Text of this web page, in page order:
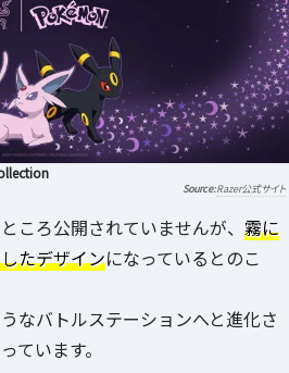
Razer公式サイト
ころ公開されていませんが、 霧に
たデザインになっているとのこ
なバトルステーションへと進化さ
ています。